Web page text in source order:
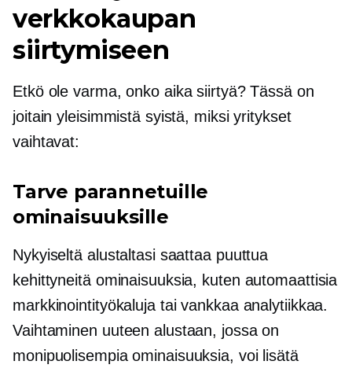
verkkokaupan
siirtymiseen
Etkö ole varma, onko aika siirtyä? Tässä on
joitain yleisimmistä syistä, miksi yritykset
vaihtavat:
Tarve parannetuille
ominaisuuksille
Nykyiseltä alustaltasi saattaa puuttua
kehittyneitä ominaisuuksia, kuten automaattisia
markkinointityökaluja tai vankkaa analytiikkaa.
Vaihtaminen uuteen alustaan, jossa on
monipuolisempia ominaisuuksia, voi lisätä